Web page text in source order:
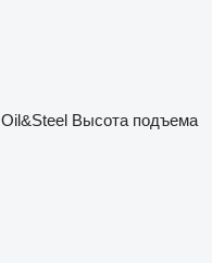
Oil&Steel Высота подъема